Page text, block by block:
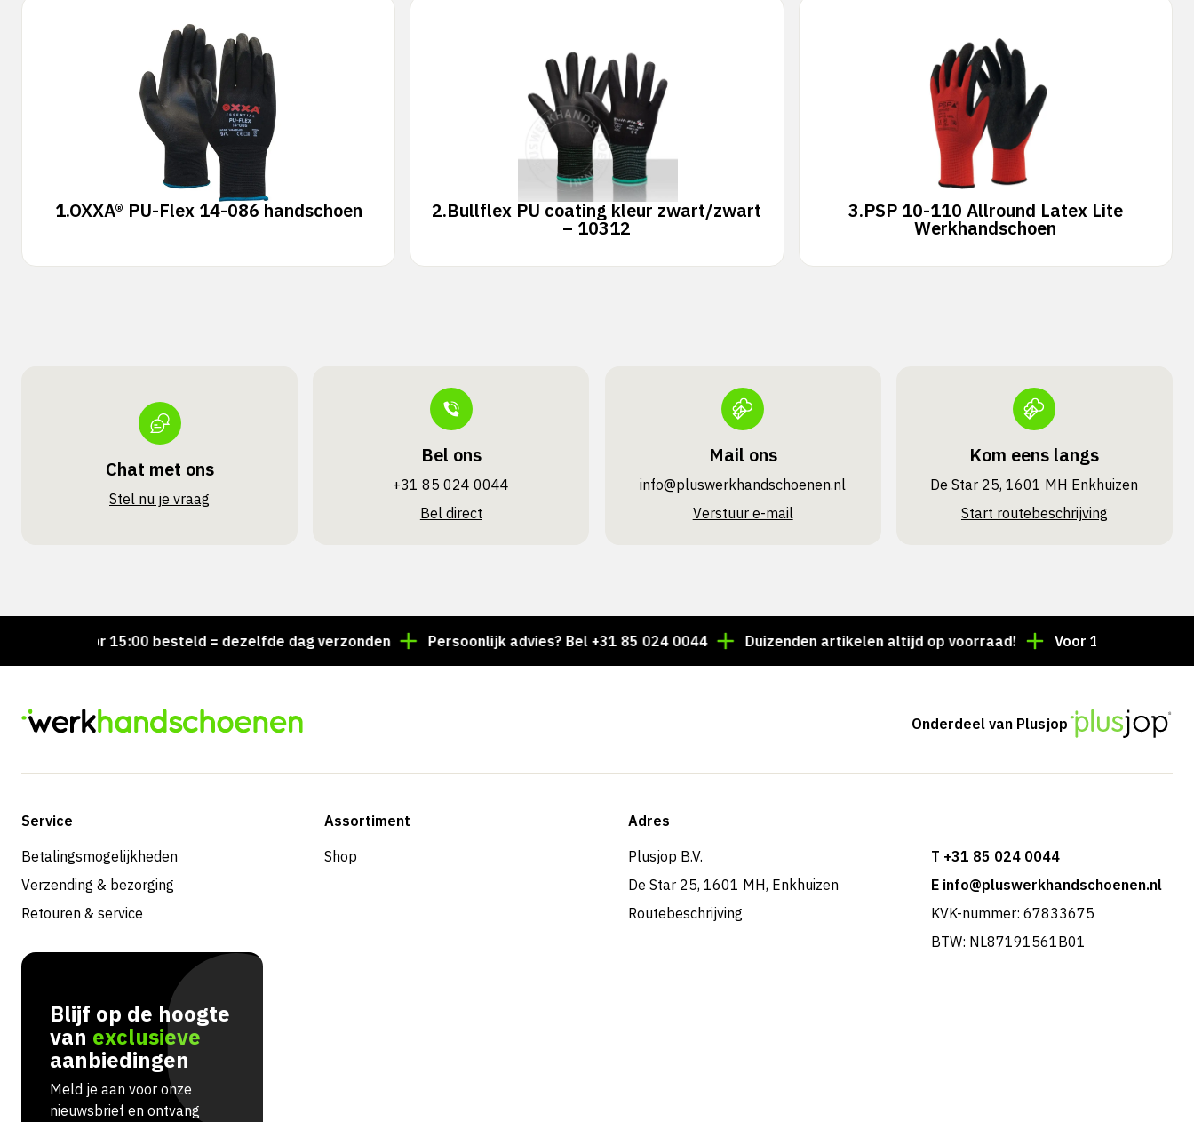
1.OXXA® PU-Flex 14-086 handschoen 2.Bullflex PU coating kleur zwart/zwart
– 10312
3.PSP 10-110 Allround Latex Lite
Werkhandschoen
Chat met ons
Stel nu je vraag
Bel ons
+31 85 024 0044
Bel direct
Mail ons
info@pluswerk­handschoenen.nl
Verstuur e-mail
Kom eens langs
De Star 25, 1601 MH Enkhuizen
Start routebeschrijving
Voor 15:00 besteld = dezelfde dag verzonden Persoonlijk advies? Bel +31 85 024 0044 Duizenden artikelen altijd op voorraad! Voor 15:00 besteld =
Onderdeel van Plusjop
Service
Betalingsmogelijkheden
Verzending & bezorging
Retouren & service
Assortiment
Shop
Adres
Plusjop B.V.
De Star 25, 1601 MH, Enkhuizen
Routebeschrijving
T +31 85 024 0044
E info@pluswerkhandschoenen.nl
KVK-nummer: 67833675
BTW: NL87191561B01
Blijf op de hoogte
van exclusieve
aanbiedingen
Meld je aan voor onze
nieuwsbrief en ontvang